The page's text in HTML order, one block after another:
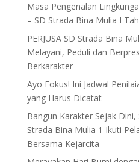
Masa Pengenalan
– SD Strada Bina Mulia I
PERJUSA SD Strada Bina
Melayani, Peduli dan
Berkarakter
Ayo Fokus! Ini Jadwal
yang Harus Dicatat
Bangun Karakter Sejak
Strada Bina Mulia 1 Ikuti
Bersama Kejarcita